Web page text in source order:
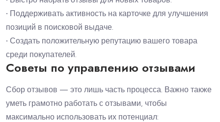
• Поддерживать активность на карточке для улучшения
позиций в поисковой выдаче.
• Создать положительную репутацию вашего товара
среди покупателей.
Советы по управлению отзывами
Сбор отзывов — это лишь часть процесса. Важно также
уметь грамотно работать с отзывами, чтобы
максимально использовать их потенциал: